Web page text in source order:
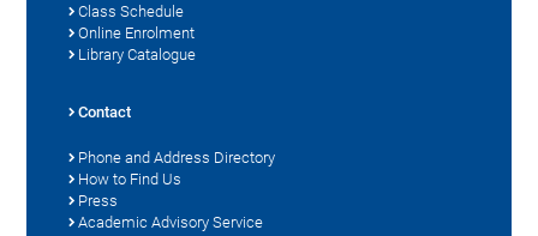
Class Schedule
Online Enrolment
Library Catalogue
Contact
Phone and Address Directory
How to Find Us
Press
Academic Advisory Service